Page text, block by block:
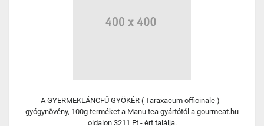
A GYERMEKLÁNCFŰ GYÖKÉR ( Taraxacum officinale ) -
gyógynövény, 100g terméket a Manu tea gyártótól a gourmeat.hu
oldalon 3211 Ft - ért találja.